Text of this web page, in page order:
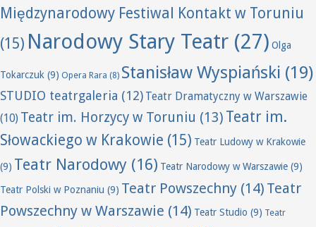
Międzynarodowy Festiwal Kontakt w Toruniu
(15) Narodowy Stary Teatr (27) Olga
Tokarczuk (9) Opera Rara (8) Stanisław Wyspiański (19)
STUDIO teatrgaleria (12) Teatr Dramatyczny w Warszawie
(10) Teatr im. Horzycy w Toruniu (13) Teatr im.
Słowackiego w Krakowie (15) Teatr Ludowy w Krakowie
(9) Teatr Narodowy (16) Teatr Narodowy w Warszawie (9)
Teatr Polski w Poznaniu (9) Teatr Powszechny (14) Teatr
Powszechny w Warszawie (14) Teatr Studio (9) Teatr